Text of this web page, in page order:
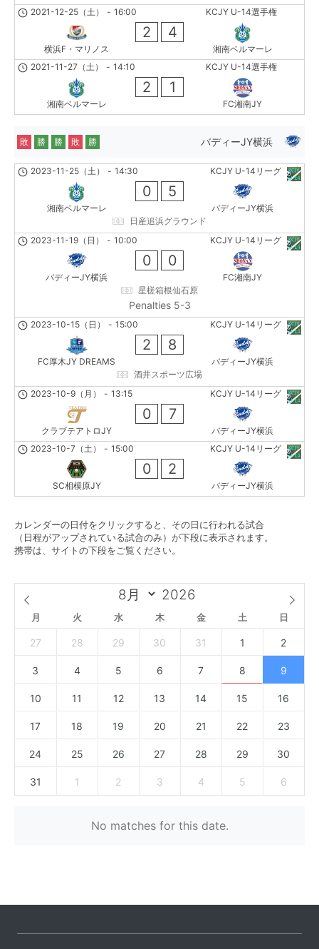
KCJY U-14選手権
2021-12-25（土） - 16:00
横浜F・マリノス
2 4
湘南ベルマーレ
KCJY U-14選手権
2021-11-27（土） - 14:10
湘南ベルマーレ
2 1
FC湘南JY
バディーJY横浜
敗 勝 勝 敗 勝
KCJY U-14リーグ
2023-11-25（土） - 14:30
湘南ベルマーレ
0 5
バディーJY横浜
日産追浜グラウンド
KCJY U-14リーグ
2023-11-19（日） - 10:00
バディーJY横浜
0 0
FC湘南JY
星槎箱根仙石原
Penalties 5-3
KCJY U-14リーグ
2023-10-15（日） - 15:00
FC厚木JY DREAMS
2 8
バディーJY横浜
酒井スポーツ広場
KCJY U-14リーグ
2023-10-9（月） - 13:15
クラブテアトロJY
0 7
バディーJY横浜
KCJY U-14リーグ
2023-10-7（土） - 15:00
SC相模原JY
0 2
バディーJY横浜
カレンダーの日付をクリックすると、その日に行われる試合
（日程がアップされている試合のみ）が下段に表示されます。
携帯は、サイトの下段をご覧ください。
月 火 水 木 金 土 日
27 28 29 30 31 1 2
3 4 5 6 7 8 9
10 11 12 13 14 15 16
17 18 19 20 21 22 23
24 25 26 27 28 29 30
31 1 2 3 4 5 6
No matches for this date.